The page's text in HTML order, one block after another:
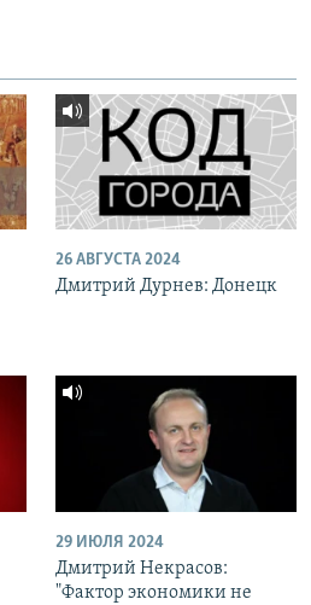
26 АВГУСТА 2024
Дмитрий Дурнев: Донецк
29 ИЮЛЯ 2024
Дмитрий Некрасов:
"Фактор экономики не